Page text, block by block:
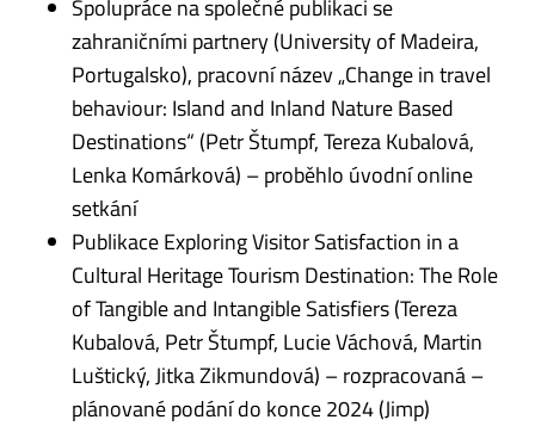
Spolupráce na společné publikaci se
zahraničními partnery (University of Madeira,
Portugalsko), pracovní název „Change in travel
behaviour: Island and Inland Nature Based
Destinations“ (Petr Štumpf, Tereza Kubalová,
Lenka Komárková) – proběhlo úvodní online
setkání
Publikace Exploring Visitor Satisfaction in a
Cultural Heritage Tourism Destination: The Role
of Tangible and Intangible Satisfiers (Tereza
Kubalová, Petr Štumpf, Lucie Váchová, Martin
Luštický, Jitka Zikmundová) – rozpracovaná –
plánované podání do konce 2024 (Jimp)